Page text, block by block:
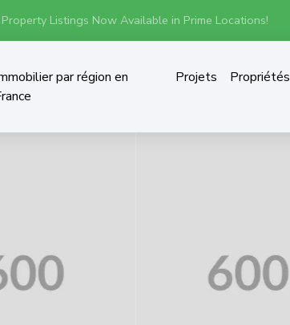
Listings Now Available in Prime Locations!
par région en
Projets Propriétés